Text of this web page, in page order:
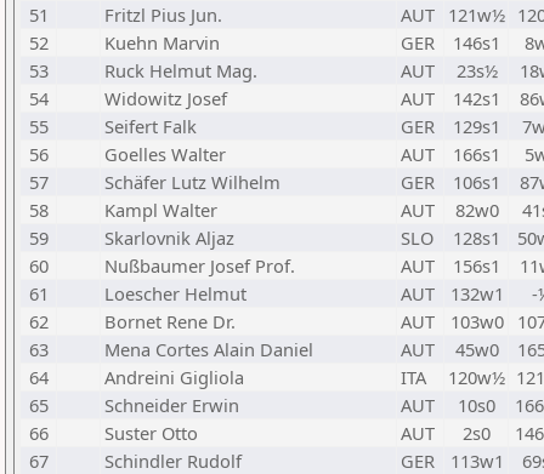
51
Fritzl Pius Jun. AUT 121w½
52
Kuehn Marvin GER 146s1
53
Ruck Helmut Mag. AUT 23s½
54
Widowitz Josef AUT 142s1
55
Seifert Falk GER 129s1
56
Goelles Walter AUT 166s1
57
Schäfer Lutz Wilhelm GER 106s1
58
Kampl Walter AUT 82w0
59
Skarlovnik Aljaz SLO 128s1
60
Nußbaumer Josef Prof. AUT 156s1
61
Loescher Helmut AUT 132w1
-
62
Bornet Rene Dr. AUT 103w0
63
Mena Cortes Alain Daniel AUT 45w0
64
Andreini Gigliola ITA 120w½
65
Schneider Erwin AUT 10s0
66
Suster Otto AUT 2s0
67
Schindler Rudolf GER 113w1